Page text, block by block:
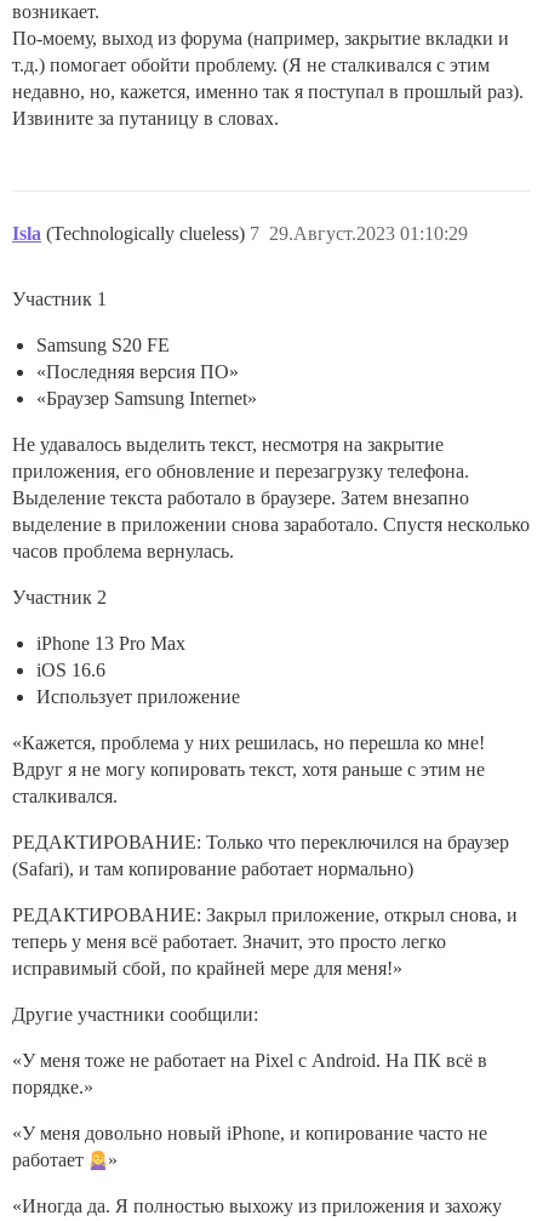
возникает.
По-моему, выход из форума (например, закрытие вкладки и
т.д.) помогает обойти проблему. (Я не сталкивался с этим
недавно, но, кажется, именно так я поступал в прошлый раз).
Извините за путаницу в словах.
Isla (Technologically clueless) 29.Август.2023 01:10:29
7
Участник 1
Samsung S20 FE
«Последняя версия ПО»
«Браузер Samsung Internet»
Не удавалось выделить текст, несмотря на закрытие
приложения, его обновление и перезагрузку телефона.
Выделение текста работало в браузере. Затем внезапно
выделение в приложении снова заработало. Спустя несколько
часов проблема вернулась.
Участник 2
iPhone 13 Pro Max
iOS 16.6
Использует приложение
«Кажется, проблема у них решилась, но перешла ко мне!
Вдруг я не могу копировать текст, хотя раньше с этим не
сталкивался.
РЕДАКТИРОВАНИЕ: Только что переключился на браузер
(Safari), и там копирование работает нормально)
РЕДАКТИРОВАНИЕ: Закрыл приложение, открыл снова, и
теперь у меня всё работает. Значит, это просто легко
исправимый сбой, по крайней мере для меня!»
Другие участники сообщили:
«У меня тоже не работает на Pixel с Android. На ПК всё в
порядке.»
«У меня довольно новый iPhone, и копирование часто не
работает
»
«Иногда да. Я полностью выхожу из приложения и захожу